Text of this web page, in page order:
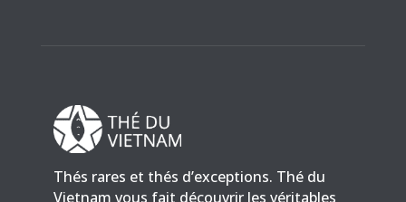
Thés rares et thés d’exceptions. Thé du
Vietnam vous fait découvrir les véritables